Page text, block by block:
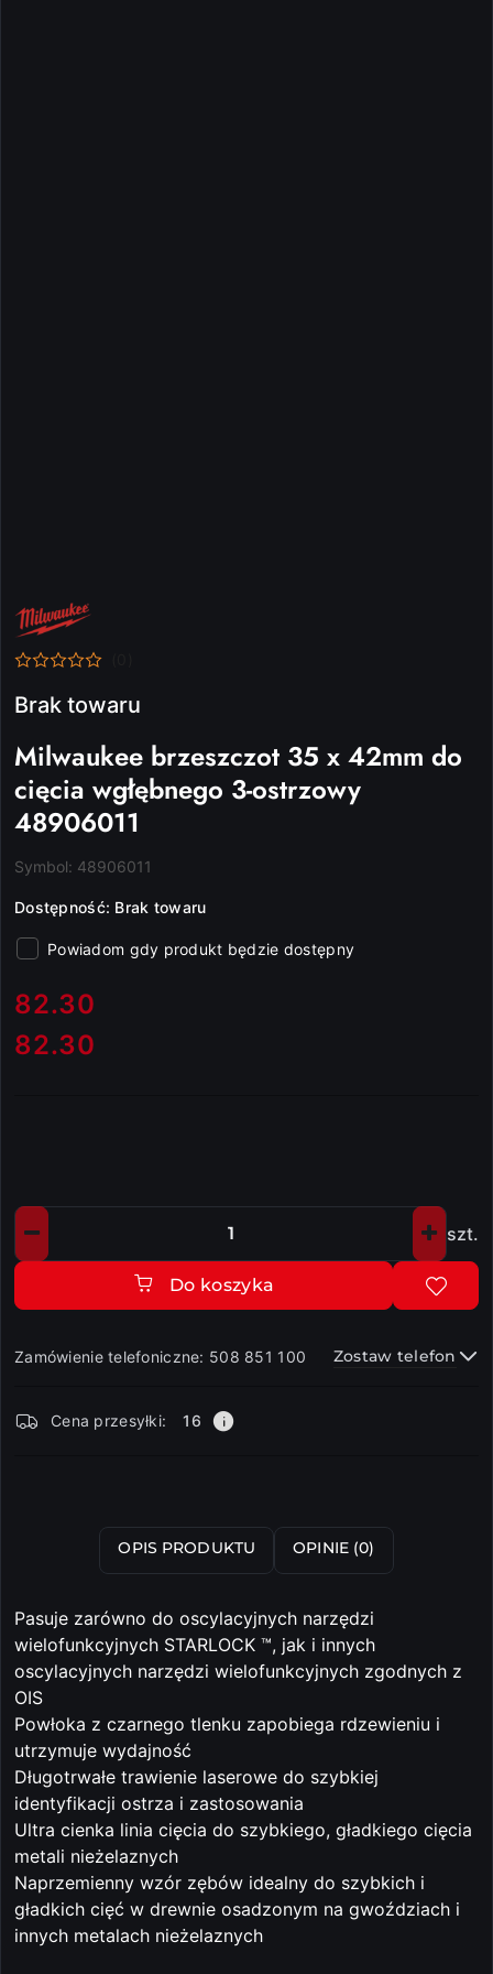
NAZWA
PRODUCENTA:
MILWAUKEE
Brak towaru
Milwaukee brzeszczot 35 x 42mm do
cięcia wgłębnego 3-ostrzowy
48906011
Symbol: 48906011
Dostępność: Brak towaru
Powiadom gdy produkt będzie dostępny
cena:
82.30
Cena:
82.30
Ilość szt.
Do koszyka
Zamówienie telefoniczne: 508 851 100 Zostaw telefon
i
Cena przesyłki: 16
OPIS PRODUKTU OPINIE (0)
Pasuje zarówno do oscylacyjnych narzędzi
wielofunkcyjnych STARLOCK ™, jak i innych
oscylacyjnych narzędzi wielofunkcyjnych zgodnych z
OIS
Powłoka z czarnego tlenku zapobiega rdzewieniu i
utrzymuje wydajność
Długotrwałe trawienie laserowe do szybkiej
identyfikacji ostrza i zastosowania
Ultra cienka linia cięcia do szybkiego, gładkiego cięcia
metali nieżelaznych
Naprzemienny wzór zębów idealny do szybkich i
gładkich cięć w drewnie osadzonym na gwoździach i
innych metalach nieżelaznych